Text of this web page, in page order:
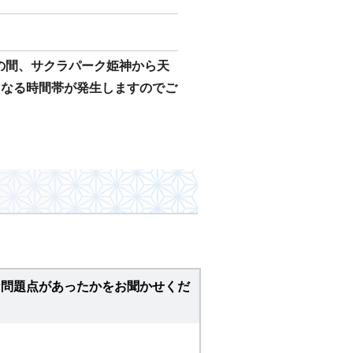
、サクラパーク姫神から天
る時間帯が発生しますのでご
題点があったかをお聞かせくだ